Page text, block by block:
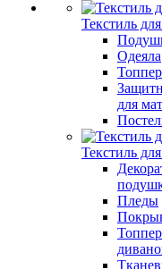
Текстиль
Одеяла
для
Текстиль
Пледы